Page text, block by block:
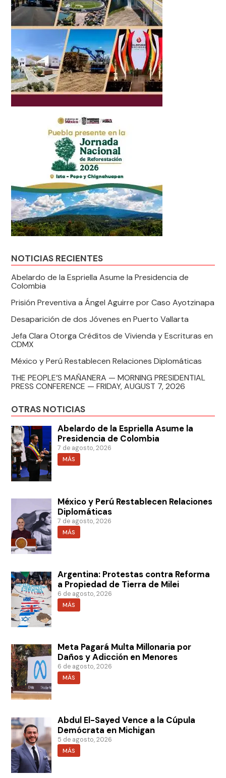
NOTICIAS RECIENTES
Abelardo de la Espriella Asume la Presidencia de
Colombia
Prisión Preventiva a Ángel Aguirre por Caso Ayotzinapa
Desaparición de dos Jóvenes en Puerto Vallarta
Jefa Clara Otorga Créditos de Vivienda y Escrituras en
CDMX
México y Perú Restablecen Relaciones Diplomáticas
THE PEOPLE’S MAÑANERA — MORNING PRESIDENTIAL
PRESS CONFERENCE — FRIDAY, AUGUST 7, 2026
OTRAS NOTICIAS
Abelardo de la Espriella Asume la
Presidencia de Colombia
7 de agosto, 2026
MÁS
México y Perú Restablecen Relaciones
Diplomáticas
7 de agosto, 2026
MÁS
Argentina: Protestas contra Reforma
a Propiedad de Tierra de Milei
6 de agosto, 2026
MÁS
Meta Pagará Multa Millonaria por
Daños y Adicción en Menores
6 de agosto, 2026
MÁS
Abdul El-Sayed Vence a la Cúpula
Demócrata en Michigan
5 de agosto, 2026
MÁS